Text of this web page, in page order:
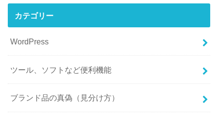
カテゴリー
WordPress
ツール、ソフトなど便利機能
ブランド品の真偽（見分け方）